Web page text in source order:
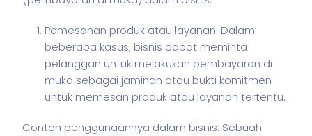
Pemesanan produk atau layanan: Dalam
beberapa kasus, bisnis dapat meminta
pelanggan untuk melakukan pembayaran di
muka sebagai jaminan atau bukti komitmen
untuk memesan produk atau layanan tertentu.
Contoh penggunaannya dalam bisnis: Sebuah